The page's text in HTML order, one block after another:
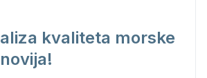
kvaliteta morske